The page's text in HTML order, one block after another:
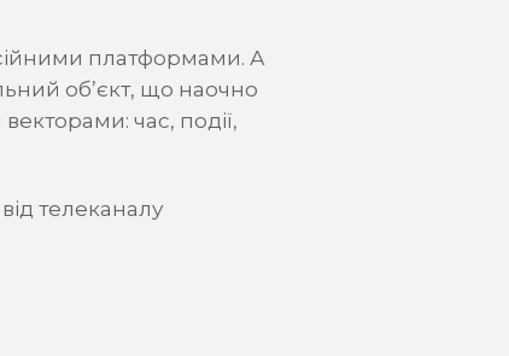
платформами. А
об’єкт, що наочно
час, події,
телеканалу